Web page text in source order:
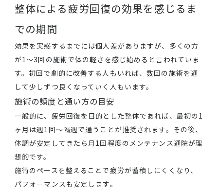
整体による疲労回復の効果を感じるま
での期間
効果を実感するまでには個人差がありますが、多くの方
が1〜3回の施術で体の軽さを感じ始めると言われていま
す。初回で劇的に改善する人もいれば、数回の施術を通
して少しずつ良くなっていく人もいます。
施術の頻度と通い方の目安
一般的に、疲労回復を目的とした整体であれば、最初の1
ヶ月は週1回〜隔週で通うことが推奨されます。その後、
体調が安定してきたら月1回程度のメンテナンス通院が理
想的です。
施術のペースを整えることで疲労が蓄積しにくくなり、
パフォーマンスも安定します。